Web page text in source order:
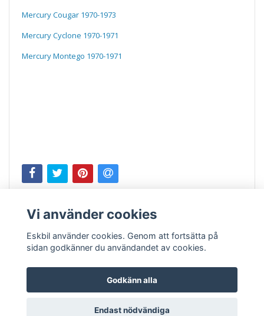
Mercury Cougar 1970-1973
Mercury Cyclone 1970-1971
Mercury Montego 1970-1971
Kontakt Köpvillkor
Vi använder cookies
Eskbil använder cookies. Genom att fortsätta på
sidan godkänner du användandet av cookies.
Godkänn alla
Endast nödvändiga